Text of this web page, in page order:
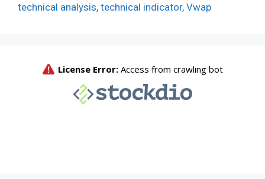
technical analysis, technical indicator, Vwap